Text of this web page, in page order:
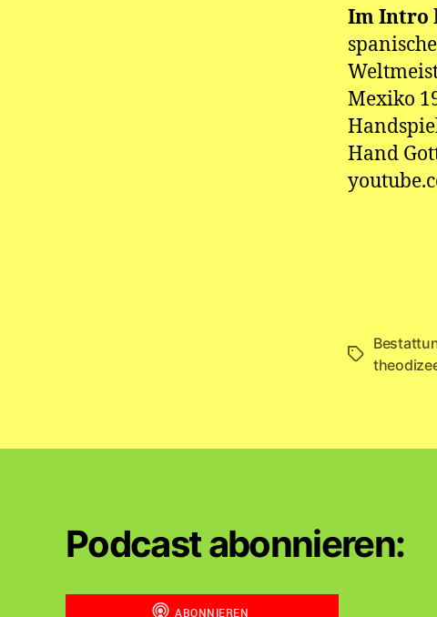
Im Intro
Mexiko
Hand
Schlagwörter
Podcast abonnieren: